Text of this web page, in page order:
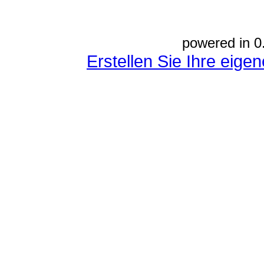
powered in
Erstellen Sie Ihre